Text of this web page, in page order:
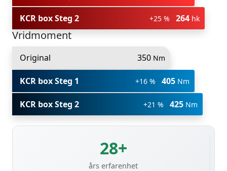
KCR box Steg 2 +25 % 264 hk
Vridmoment
Original 350 Nm
KCR box Steg 1 +16 % 405 Nm
KCR box Steg 2 +21 % 425 Nm
28+
års erfarenhet